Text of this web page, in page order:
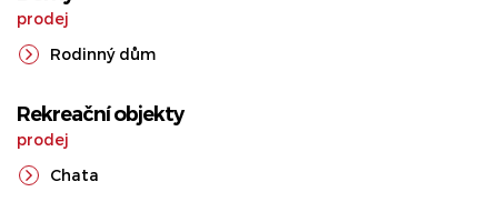
prodej
Rodinný dům
Rekreační objekty
prodej
Chata